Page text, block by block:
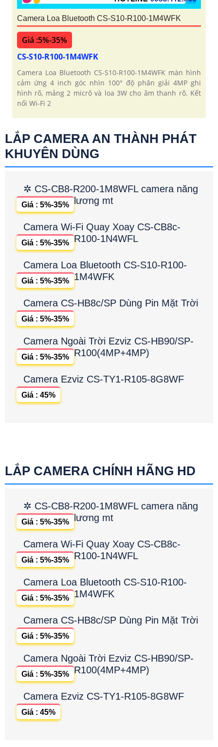
Camera Loa Bluetooth CS-S10-R100-1M4WFK
Giá :5%-35%
CS-S10-R100-1M4WFK
Camera Loa Bluetooth CS-S10-R100-1M4WFK màn hình
cảm ứng 4 inch góc nhìn 100° độ phân giải 4MP ghi
hình rõ, mảng 2 micrô và loa 3W cho âm thanh rõ. Kết
nối Wi-Fi 2
LẮP CAMERA AN THÀNH PHÁT
KHUYÊN DÙNG
✲ CS-CB8-R200-1M8WFL camera năng
lương mt
Giá : 5%-35%
Camera Wi-Fi Quay Xoay CS-CB8c-
R100-1N4WFL
Giá : 5%-35%
Camera Loa Bluetooth CS-S10-R100-
1M4WFK
Giá : 5%-35%
Camera CS-HB8c/SP Dùng Pin Mặt Trời
Giá : 5%-35%
Camera Ngoài Trời Ezviz CS-HB90/SP-
R100(4MP+4MP)
Giá : 5%-35%
Camera Ezviz CS-TY1-R105-8G8WF
Giá : 45%
LẮP CAMERA CHÍNH HÃNG HD
✲ CS-CB8-R200-1M8WFL camera năng
lương mt
Giá : 5%-35%
Camera Wi-Fi Quay Xoay CS-CB8c-
R100-1N4WFL
Giá : 5%-35%
Camera Loa Bluetooth CS-S10-R100-
1M4WFK
Giá : 5%-35%
Camera CS-HB8c/SP Dùng Pin Mặt Trời
Giá : 5%-35%
Camera Ngoài Trời Ezviz CS-HB90/SP-
R100(4MP+4MP)
Giá : 5%-35%
Camera Ezviz CS-TY1-R105-8G8WF
Giá : 45%